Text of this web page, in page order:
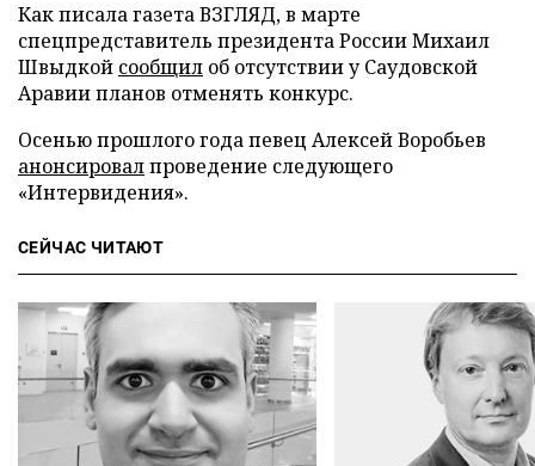
Как писала газета ВЗГЛЯД, в марте
спецпредставитель президента России Михаил
Швыдкой сообщил об отсутствии у Саудовской
Аравии планов отменять конкурс.
Осенью прошлого года певец Алексей Воробьев
анонсировалпроведение следующего
«Интервидения».
СЕЙЧАС ЧИТАЮТ